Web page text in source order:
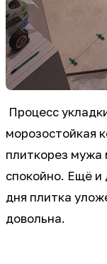
Процесс
морозостойкая
плиткорез мужа
спокойно. Ещё и
дня плитка
довольна.